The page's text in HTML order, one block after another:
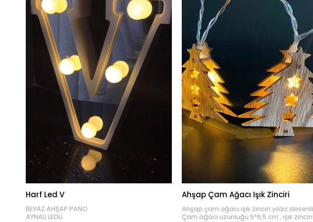
Harf Led V
BEYAZ AHŞAP PANO
AYNALI LEDLİ
Ahşap Çam Ağacı Işık Zinciri
Ahşap çam ağacı ışık zinciri yıldız desenli
Çam ağacı uzunluğu 5*6,5 cm , ışık zinciri